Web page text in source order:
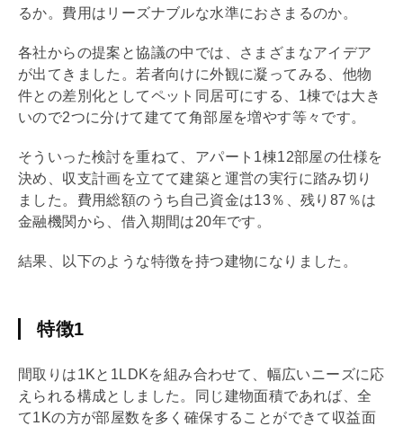
るか。費用はリーズナブルな水準におさまるのか。
各社からの提案と協議の中では、さまざまなアイデア
が出てきました。若者向けに外観に凝ってみる、他物
件との差別化としてペット同居可にする、1棟では大き
いので2つに分けて建てて角部屋を増やす等々です。
そういった検討を重ねて、アパート1棟12部屋の仕様を
決め、収支計画を立てて建築と運営の実行に踏み切り
ました。費用総額のうち自己資金は13％、残り87％は
金融機関から、借入期間は20年です。
結果、以下のような特徴を持つ建物になりました。
特徴1
間取りは1Kと1 LDKを組み合わせて、幅広いニーズに応
えられる構成としました。同じ建物面積であれば、全
て1Kの方が部屋数を多く確保することができて収益面